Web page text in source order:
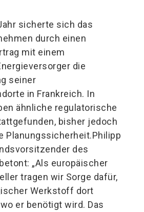
sicherte sich das
durch einen
mit einem
die
seiner
in Frankreich. In
ähnliche regulatorische
bisher jedoch
Planungssicherheit.Philipp
des
„Als europäischer
tragen wir Sorge dafür,
Werkstoff dort
er benötigt wird. Das